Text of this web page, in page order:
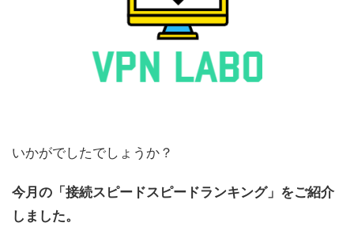
いかがでしたでしょうか？
今月の「接続スピードスピードランキング」をご紹介
しました。